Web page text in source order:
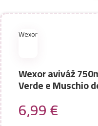
Wexor
Wexor aviváž
Verde e Muschio
6,99€